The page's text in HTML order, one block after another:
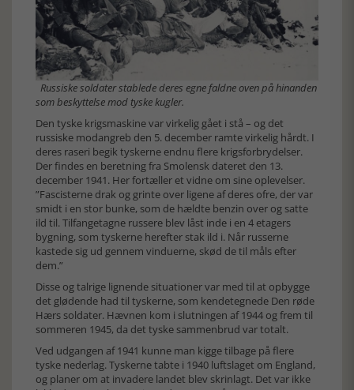
Russiske soldater stablede deres egne faldne oven på hinanden
som beskyttelse mod tyske kugler.
Den tyske krigsmaskine var virkelig gået i stå – og det
russiske modangreb den 5. december ramte virkelig hårdt. I
deres raseri begik tyskerne endnu flere krigsforbrydelser.
Der findes en beretning fra Smolensk dateret den 13.
december 1941. Her fortæller et vidne om sine oplevelser.
”Fascisterne drak og grinte over ligene af deres ofre, der var
smidt i en stor bunke, som de hældte benzin over og satte
ild til. Tilfangetagne russere blev låst inde i en 4 etagers
bygning, som tyskerne herefter stak ild i. Når russerne
kastede sig ud gennem vinduerne, skød de til måls efter
dem.”
Disse og talrige lignende situationer var med til at opbygge
det glødende had til tyskerne, som kendetegnede Den røde
Hærs soldater. Hævnen kom i slutningen af 1944 og frem til
sommeren 1945, da det tyske sammenbrud var totalt.
Ved udgangen af 1941 kunne man kigge tilbage på flere
tyske nederlag. Tyskerne tabte i 1940 luftslaget om England,
og planer om at invadere landet blev skrinlagt. Det var ikke